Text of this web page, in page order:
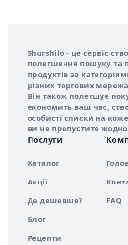
Про сервіс Shurshilo
Shurshilo - це сервіс
полегшення пошуку та
продуктів за
різних торгових
Він також полегшує
економить ваш час,
особисті списки на
ви не пропустите
Послуги
Каталог
Акції
Де дешевше?
Блог
Рецепти
FAQ